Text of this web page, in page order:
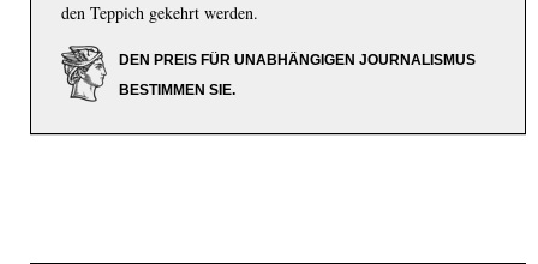
den Teppich gekehrt werden.
DEN PREIS FÜR UNABHÄNGIGEN JOURNALISMUS
BESTIMMEN SIE.